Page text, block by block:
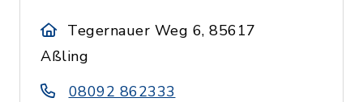
Tegernauer Weg 6, 85617
Aßling
08092 862333